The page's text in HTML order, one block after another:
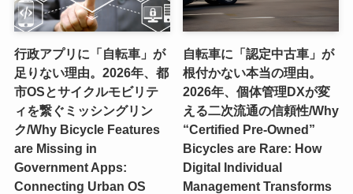
行政アプリに「自転車」が
足りない理由。2026年、都
市OSとサイクルモビリテ
ィを繋ぐミッシングリン
ク/Why Bicycle Features
are Missing in
Government Apps:
Connecting Urban OS
自転車に「認定中古車」が
根付かない本当の理由。
2026年、個体管理DXが変
える二次流通の信頼性/Why
“Certified Pre-Owned”
Bicycles are Rare: How
Digital Individual
Management Transforms